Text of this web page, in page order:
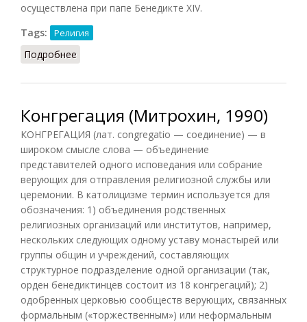
осуществлена при папе Бенедикте XIV.
Tags:
Религия
Подробнее
Конгрегация (Митрохин, 1990)
КОНГРЕГАЦИЯ (лат. congregatio — соединение) — в
широком смысле слова — объединение
представителей одного исповедания или собрание
верующих для отправления религиозной службы или
церемонии. В католицизме термин используется для
обозначения: 1) объединения родственных
религиозных организаций или институтов, например,
нескольких следующих одному уставу монастырей или
группы общин и учреждений, составляющих
структурное подразделение одной организации (так,
орден бенедиктинцев состоит из 18 конгрегаций); 2)
одобренных церковью сообществ верующих, связанных
формальным («торжественным») или неформальным